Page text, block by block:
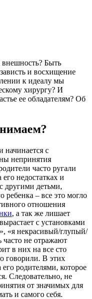
внешность? Быть
и восхищение
к идеалу мы
хирургу? И
ее обладателям? Об
начинается с
непринятия
часто ругали
недостатках и
другими детьми,
ребенка – все это могло
отношения
, а так же лишает
с установками
«я некрасивый/глупый/
не отражают
в них на все сто
говорили. В этих
родителями, которое
Следовательно, не
от значимых для
и самого себя.